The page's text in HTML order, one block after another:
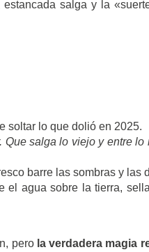
salga y la
soltar lo que dolió en 2025.
salga lo viejo y entre
barre las sombras y las
el agua sobre la tierra,
pero la verdadera magia